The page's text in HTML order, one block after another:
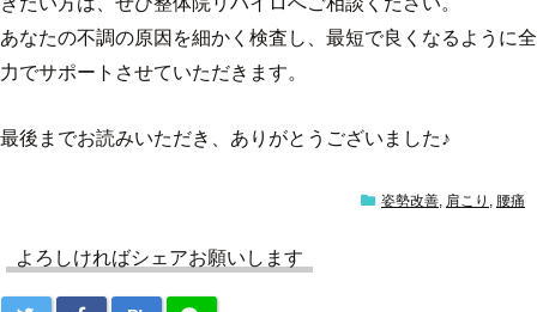
あなたの不調の原因を細かく検査し、最短で良くなるように全
力でサポートさせていただきます。
最後までお読みいただき、ありがとうございました♪
姿勢改善, 肩こり , 腰痛
よろしければシェアお願いします